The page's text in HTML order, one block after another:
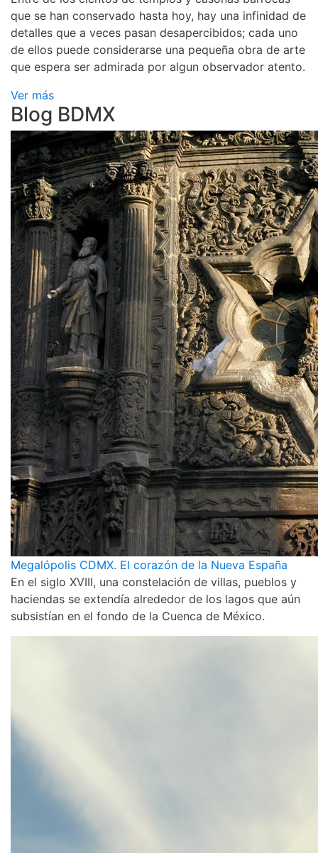
que se han conservado hasta hoy, hay una infinidad de
detalles que a veces pasan desapercibidos; cada uno
de ellos puede considerarse una pequeña obra de arte
que espera ser admirada por algun observador atento.
Ver más
Blog BDMX
Megalópolis CDMX. El corazón de la Nueva España
En el siglo XVIII, una constelación de villas, pueblos y
haciendas se extendía alrededor de los lagos que aún
subsistían en el fondo de la Cuenca de México.